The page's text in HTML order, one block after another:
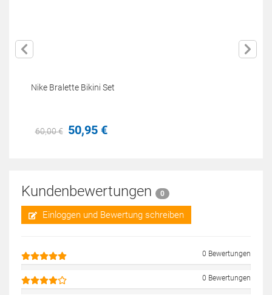
Nike Bralette Bikini Set
60,00€ 50,95 €
Kundenbewertungen 0
Einloggen und Bewertung schreiben
0 Bewertungen
0 Bewertungen